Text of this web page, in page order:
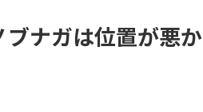
だな…
披露！透明感が凄い！！
てしまう…
えてしまう
ブナガは位置が悪か